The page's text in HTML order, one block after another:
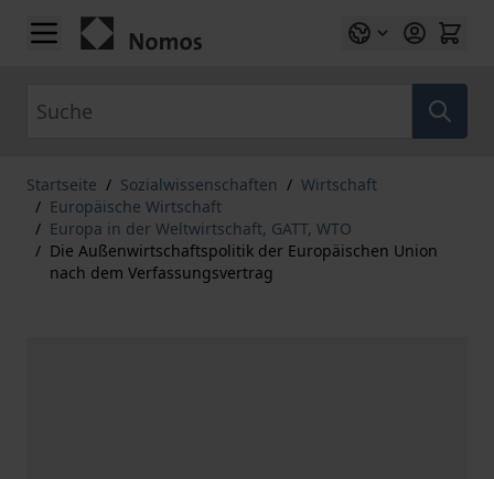
Zum Inhalt springen
Startseite / Sozialwissenschaften / Wirtschaft
/ Europäische Wirtschaft
/ Europa in der Weltwirtschaft, GATT, WTO
/ Die Außenwirtschaftspolitik der Europäischen Union
nach dem Verfassungsvertrag